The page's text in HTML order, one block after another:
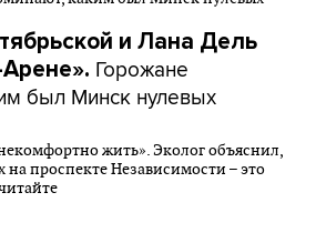
и Лана Дель
Горожане
был Минск нулевых